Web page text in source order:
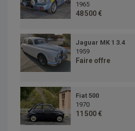
1965
48 500 €
Jaguar MK 1 3.4
1959
Faire offre
Fiat 500
1970
11 500 €